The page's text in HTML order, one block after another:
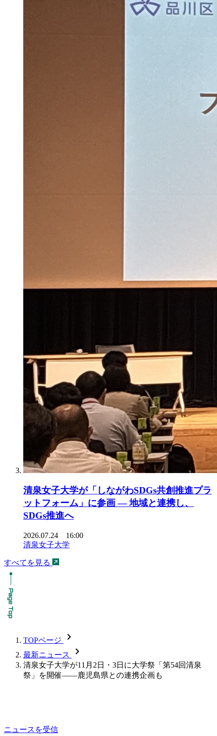
清泉女子大学が「しながわSDGs共創推進プラ
ットフォーム」に参画 ― 地域と連携し、
SDGs推進へ
2026.07.24 16:00
清泉女子大学
すべてを見る
TOPページ chevron_forward
最新ニュース chevron_forward
清泉女子大学が11月2日・3日に大学祭「第54回清泉
祭」を開催――鹿児島県との連携企画も
ニュースを受信